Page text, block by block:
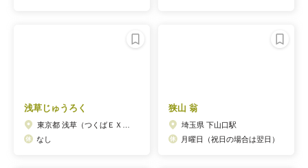
浅草じゅうろく
なし
狭山 翁
埼玉県 下山口駅
月曜日（祝日の場合は翌日）